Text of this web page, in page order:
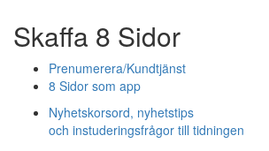
Skaffa 8 Sidor
Prenumerera/Kundtjänst
8 Sidor som app
Nyhetskorsord, nyhetstips
och instuderingsfrågor till tidningen